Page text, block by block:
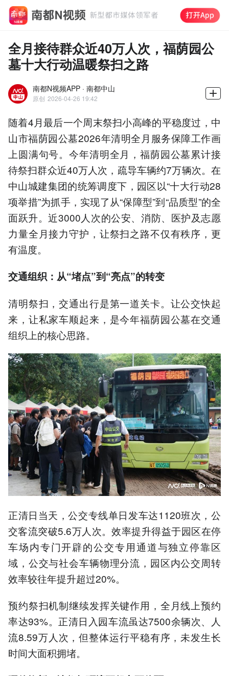
全月接待群众近40万人次，福荫园公
墓十大行动温暖祭扫之路
南都N视频APP · 南都中山
原创 2026-04-26 19:42
随着4月最后一个周末祭扫小高峰的平稳度过，中
山市福荫园公墓2026年清明全月服务保障工作画
上圆满句号。今年清明全月，福荫园公墓累计接
待祭扫群众近40万人次，疏导车辆约7万辆次。在
中山城建集团的统筹调度下，园区以“十大行动28
项举措”为抓手，实现了从“保障型”到“品质型”的全
面跃升。近3000人次的公安、消防、医护及志愿
力量全月接力守护，让祭扫之路不仅有秩序，更
有温度。
交通组织：从“堵点”到“亮点”的转变
清明祭扫，交通出行是第一道关卡。让公交快起
来，让私家车顺起来，是今年福荫园公墓在交通
组织上的核心思路。
正清日当天，公交专线单日发车达1120班次，公
交客流突破5.6万人次。效率提升得益于园区在停
车场内专门开辟的公交专用通道与独立停靠区
域，公交与社会车辆物理分流，园区内公交周转
效率较往年提升超过20%。
预约祭扫机制继续发挥关键作用，全月线上预约
率达93%。正清日入园车流虽达7500余辆次、人
流8.59万人次，但整体运行平稳有序，未发生长
时间大面积拥堵。